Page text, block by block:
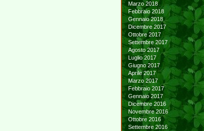
Marzo 2018
Febbraio 2018
Gennaio 2018
Dicembre 2017
Ottobre 2017
Settembre 2017
Agosto 2017
Luglio 2017
Giugno 2017
Aprile 2017
Marzo 2017
Febbraio 2017
Gennaio 2017
Dicembre 2016
Novembre 2016
Ottobre 2016
Settembre 2016